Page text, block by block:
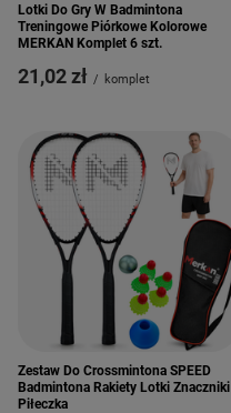
Lotki Do Gry W Badmintona
Treningowe Piórkowe Kolorowe
MERKAN Komplet 6 szt.
21,02 zł / komplet
Zestaw Do Crossmintona SPEED
Badmintona Rakiety Lotki Znaczniki
Piłeczka